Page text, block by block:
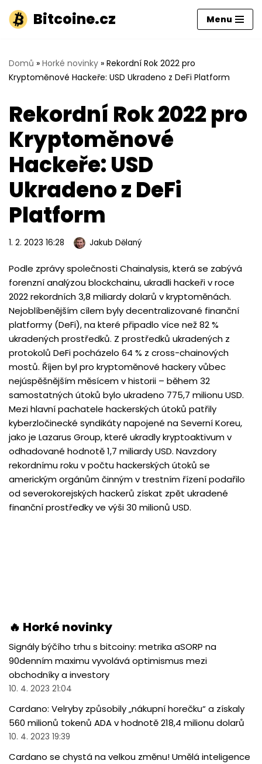
Přeskočit
obsah
Bitcoine.cz Menu
Domů » Horké novinky » Rekordní Rok 2022 pro
Kryptoměnové Hackeře: USD Ukradeno z DeFi Platform
Rekordní Rok 2022 pro
Kryptoměnové
Hackeře: USD
Ukradeno z DeFi
Platform
1. 2. 2023 16:28 Jakub Dělaný
Podle zprávy společnosti Chainalysis, která se zabývá
forenzní analýzou blockchainu, ukradli hackeři v roce
2022 rekordních 3,8 miliardy dolarů v kryptoměnách.
Nejoblíbenějším cílem byly decentralizované finanční
platformy (DeFi), na které připadlo více než 82 %
ukradených prostředků. Z prostředků ukradených z
protokolů DeFi pocházelo 64 % z cross-chainových
mostů. Říjen byl pro kryptoměnové hackery vůbec
nejúspěšnějším měsícem v historii – během 32
samostatných útoků bylo ukradeno 775,7 milionu USD.
Mezi hlavní pachatele hackerských útoků patřily
kyberzločinecké syndikáty napojené na Severní Koreu,
jako je Lazarus Group, které ukradly kryptoaktivum v
odhadované hodnotě 1,7 miliardy USD. Navzdory
rekordnímu roku v počtu hackerských útoků se
americkým orgánům činným v trestním řízení podařilo
od severokorejských hackerů získat zpět ukradené
finanční prostředky ve výši 30 milionů USD.
🔥 Horké novinky
Signály býčího trhu s bitcoiny: metrika aSORP na
90denním maximu vyvolává optimismus mezi
obchodníky a investory
10. 4. 2023 21:04
Cardano: Velryby způsobily „nákupní horečku“ a získaly
560 milionů tokenů ADA v hodnotě 218,4 milionu dolarů
10. 4. 2023 19:39
Cardano se chystá na velkou změnu! Umělá inteligence